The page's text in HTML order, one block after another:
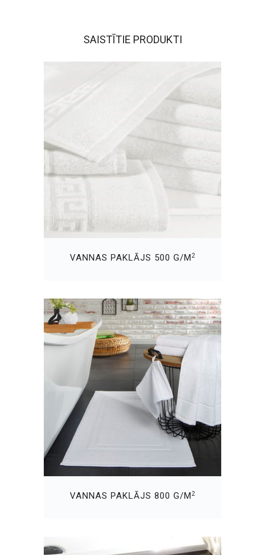
SAISTĪTIE PRODUKTI
VANNAS PAKLĀJS 500 G/M 2
VANNAS PAKLĀJS 800 G/M2